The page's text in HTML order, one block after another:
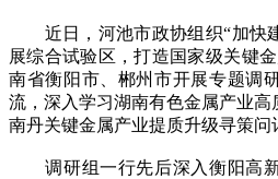
近日，河池市政协组织“加快
展综合试验区，打造国家级关键
南省衡阳市、郴州市开展专题调
流，深入学习湖南有色金属产业
南丹关键金属产业提质升级寻策问
调研组一行先后深入衡阳高新